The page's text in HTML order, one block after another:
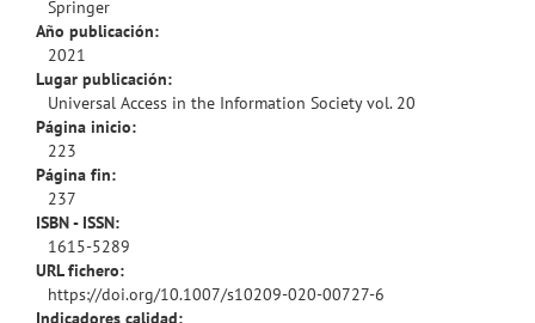
Springer
Año publicación:
2021
Lugar publicación:
Universal Access in the Information Society vol. 20
Página inicio:
223
Página fin:
237
ISBN - ISSN:
1615-5289
URL fichero:
https://doi.org/10.1007/s10209-020-00727-6
Indicadores calidad: